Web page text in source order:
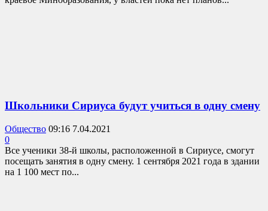
Школьники Сириуса будут учиться в одну смену
Общество 09:16 7.04.2021
0
Все ученики 38-й школы, расположенной в Сириусе, смогут
посещать занятия в одну смену. 1 сентября 2021 года в здании
на 1 100 мест по...